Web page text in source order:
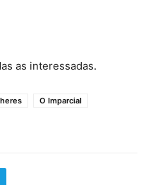
as interessadas.
O Imparcial